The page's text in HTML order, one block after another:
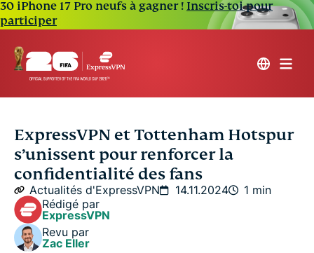
30 iPhone 17 Pro neufs à gagner ! Inscris-toi pour
participer
ExpressVPN et Tottenham Hotspur
s’unissent pour renforcer la
confidentialité des fans
Actualités d'ExpressVPN 14.11.2024
1 min
Rédigé par
ExpressVPN
Revu par
Zac Eller